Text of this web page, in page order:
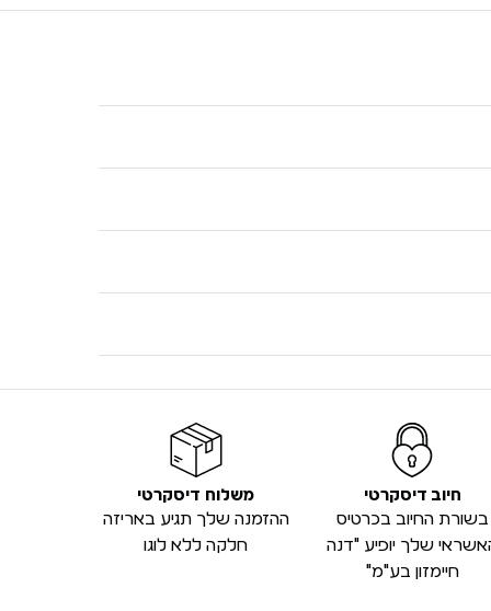
חיוב דיסקרטי
בשורת החיוב בכרטיס
שלך יופיע "דנה
חיימזון בע"מ"
משלוח דיסקרטי
ההזמנה שלך תגיע באריזה
חלקה ללא לוגו